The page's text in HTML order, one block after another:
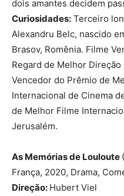
dois amantes decidem
Curiosidades: Terceiro
Alexandru Belc, nascido
Brasov, Romênia. Filme
Regard de Melhor
Vencedor do Prêmio de
Internacional de Cinema
de Melhor Filme
Jerusalém.
As Memórias de Louloute
França, 2020, Drama,
Direção: Hubert Viel